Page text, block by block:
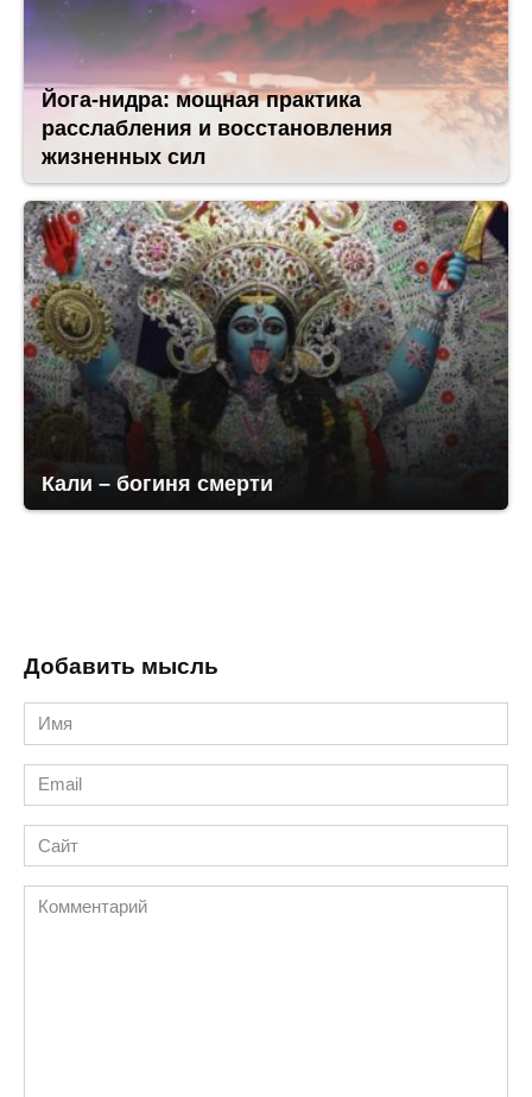
Йога-нидра: мощная практика
расслабления и восстановления
жизненных сил
Кали – богиня смерти
Добавить мысль
Имя
*
Email
*
Сайт
Комментарий